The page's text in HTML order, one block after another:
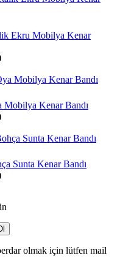
Ekru Mobilya Kenar
Mobilya Kenar Bandı
Sunta Kenar Bandı
olmak için lütfen mail